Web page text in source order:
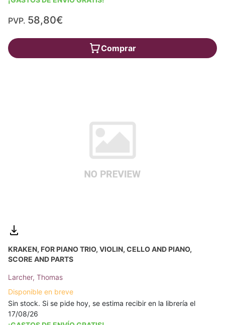
PVP. 58,80€
Comprar
KRAKEN, FOR PIANO TRIO, VIOLIN, CELLO AND PIANO,
SCORE AND PARTS
Larcher, Thomas
Disponible en breve
Sin stock. Si se pide hoy, se estima recibir en la librería el
17/08/26